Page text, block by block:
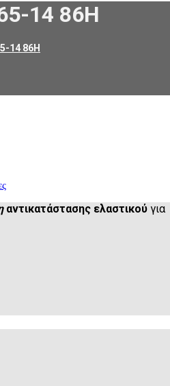
14 86H
14 86H
αντικατάστασης ελαστικού για